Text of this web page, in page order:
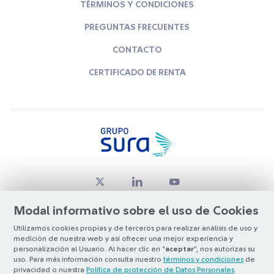
Modal informativo sobre el uso de Cookies
Utilizamos cookies propias y de terceros para realizar análisis de uso y
medición de nuestra web y así ofrecer una mejor experiencia y
personalización al Usuario. Al hacer clic en “aceptar”, nos autorizas su
uso. Para más información consulta nuestro términos y condiciones de
privacidad o nuestra Política de protección de Datos Personales
TÉRMINOS Y CONDICIONES
PREGUNTAS FRECUENTES
CONTACTO
CERTIFICADO DE RENTA
© Copyright Grupo SURA 2026